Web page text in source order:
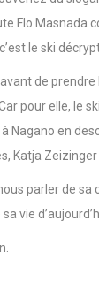
parle de
World Cup-Les
Favrot
Evénements-Lara
Flo Masnada
le ski
de
pour elle, le
Nagano en
Katja Zeizinger
parler de
vie